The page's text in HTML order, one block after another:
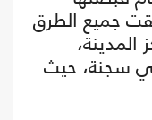
جميع الطرق
المدينة،
سجنة، حيث